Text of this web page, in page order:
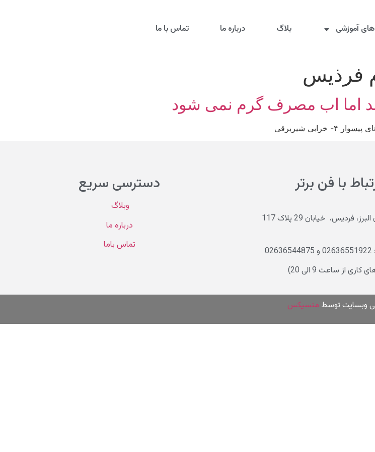
آموزشی بلاگ درباره ما تماس با ما
اما اب مصرف گرم نمی شود
با فن برتر
فردیس، خیابان 29 پلاک 117
کاری از ساعت 9 الی 20)
دسترسی سریع
وبلاگ
درباره ما
تماس باما
وبسایت توسط منسیکس